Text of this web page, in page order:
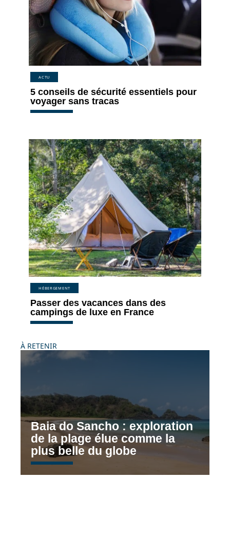
ACTU
5 conseils de sécurité essentiels pour
voyager sans tracas
HÉBERGEMENT
Passer des vacances dans des
campings de luxe en France
À RETENIR
Baia do Sancho : exploration
de la plage élue comme la
plus belle du globe